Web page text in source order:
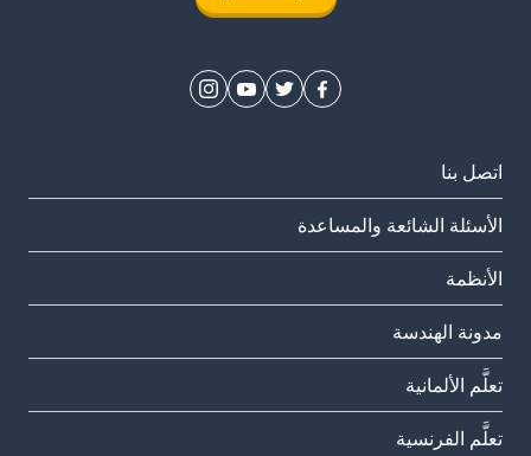
اتصل بنا
الأسئلة الشائعة والمساعدة
الأنظمة
مدونة الهندسة
تعلَّم الألمانية
تعلَّم الفرنسية